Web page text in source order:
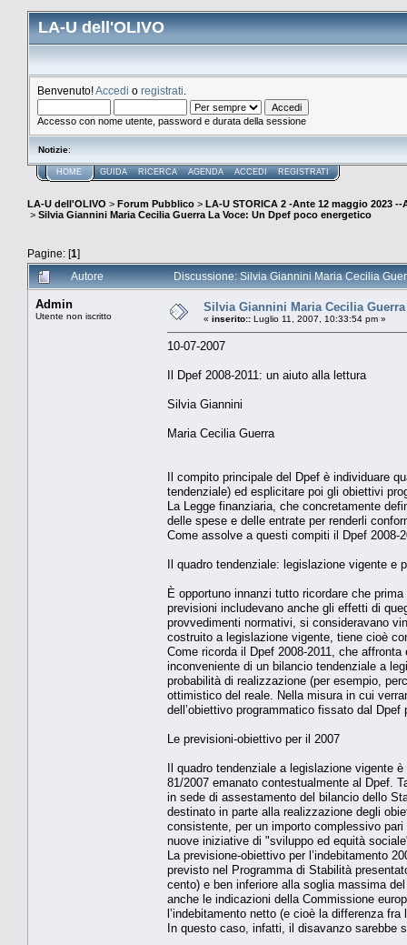
LA-U dell'OLIVO
Benvenuto!Accedi o registrati
Accesso con nome utente, password e durata della sessione
Notizie:
HOME GUIDA RICERCA AGENDA ACCEDI REGISTRATI
LA-U dell'OLIVO > Forum Pubblico > LA-U STORICA 2 -Ante 12 maggio 2023 --
> Silvia Giannini Maria Cecilia Guerra La Voce: Un Dpef poco energetico
Pagine: [1]
Autore
Discussione: Silvia Giannini Maria Cecilia
Admin
Utente non iscritto
Silvia Giannini Maria Cecilia
« inserito:: Luglio 11, 2007, 10:33:54 pm »
10-07-2007
Il Dpef 2008-2011: un aiuto alla lettura
Silvia Giannini
Maria Cecilia Guerra
Il compito principale del Dpef è individuare
tendenziale) ed esplicitare poi gli obiettivi
La Legge finanziaria, che concretamente
delle spese e delle entrate per renderli
Come assolve a questi compiti il Dpef 2008-
Il quadro tendenziale: legislazione vigente e
È opportuno innanzi tutto ricordare che
previsioni includevano anche gli effetti di
provvedimenti normativi, si consideravano
costruito a legislazione vigente, tiene cioè
Come ricorda il Dpef 2008-2011, che
inconveniente di un bilancio tendenziale a
probabilità di realizzazione (per esempio,
ottimistico del reale. Nella misura in cui
dell’obiettivo programmatico fissato dal
Le previsioni-obiettivo per il 2007
Il quadro tendenziale a legislazione vigente
81/2007 emanato contestualmente al Dpef.
in sede di assestamento del bilancio dello
destinato in parte alla realizzazione degli
consistente, per un importo complessivo
nuove iniziative di "sviluppo ed equità
La previsione-obiettivo per l’indebitamento
previsto nel Programma di Stabilità
cento) e ben inferiore alla soglia massima
anche le indicazioni della Commissione
l’indebitamento netto (e cioè la differenza
In questo caso, infatti, il disavanzo sarebbe